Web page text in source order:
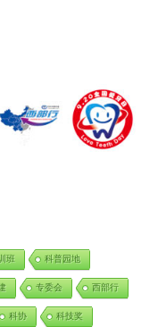
班 科普园地
专委会 西部行
科协 科技奖